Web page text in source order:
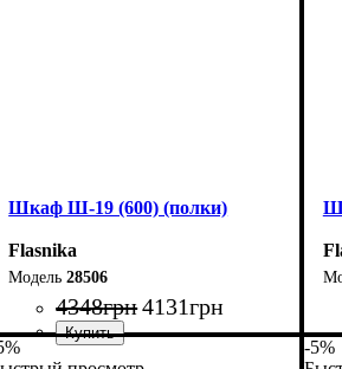
Шкаф Ш-19 (600) (полки)
Flasnika
28506
4348грн4131грн
-5%